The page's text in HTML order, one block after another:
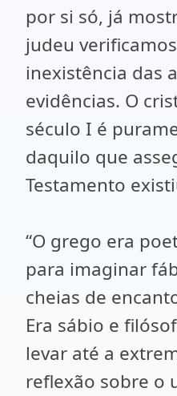
por si só, já
judeu
inexistência das
evidências. O
século I é
daquilo que
Testamento
“O grego era
para imaginar
cheias de
Era sábio e
levar até a
reflexão sobre o